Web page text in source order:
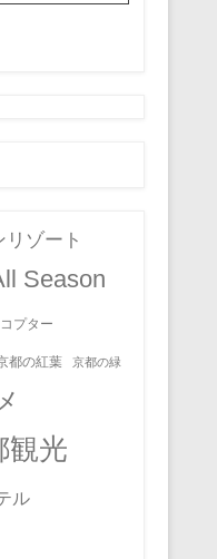
リゾート
Season
プター
都の紅葉 京都の緑
観光
ル